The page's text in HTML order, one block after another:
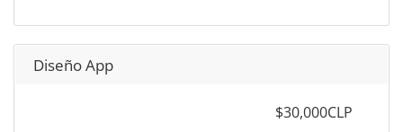
Diseño App
$30,000CLP